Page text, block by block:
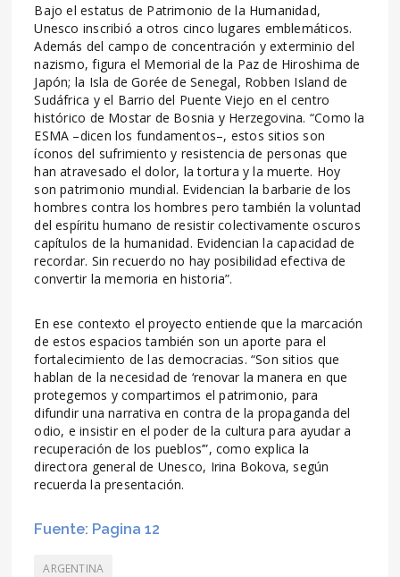
Bajo el estatus de Patrimonio de la Humanidad,
Unesco inscribió a otros cinco lugares emblemáticos.
Además del campo de concentración y exterminio del
nazismo, figura el Memorial de la Paz de Hiroshima de
Japón; la Isla de Gorée de Senegal, Robben Island de
Sudáfrica y el Barrio del Puente Viejo en el centro
histórico de Mostar de Bosnia y Herzegovina. “Como la
ESMA –dicen los fundamentos–, estos sitios son
íconos del sufrimiento y resistencia de personas que
han atravesado el dolor, la tortura y la muerte. Hoy
son patrimonio mundial. Evidencian la barbarie de los
hombres contra los hombres pero también la voluntad
del espíritu humano de resistir colectivamente oscuros
capítulos de la humanidad. Evidencian la capacidad de
recordar. Sin recuerdo no hay posibilidad efectiva de
convertir la memoria en historia”.
En ese contexto el proyecto entiende que la marcación
de estos espacios también son un aporte para el
fortalecimiento de las democracias. “Son sitios que
hablan de la necesidad de ‘renovar la manera en que
protegemos y compartimos el patrimonio, para
difundir una narrativa en contra de la propaganda del
odio, e insistir en el poder de la cultura para ayudar a
recuperación de los pueblos’”, como explica la
directora general de Unesco, Irina Bokova, según
recuerda la presentación.
Fuente: Pagina 12
ARGENTINA